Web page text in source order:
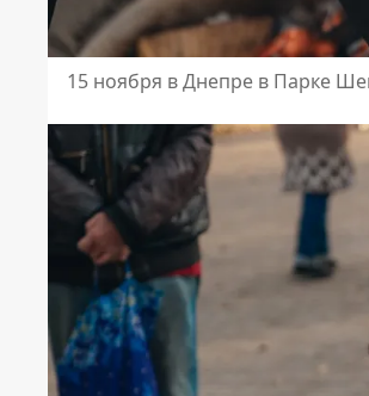
15 ноября в Днепре в Парке